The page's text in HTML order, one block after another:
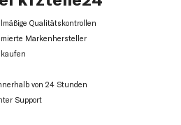
Qualitätskontrollen
Markenhersteller
von 24 Stunden
Support